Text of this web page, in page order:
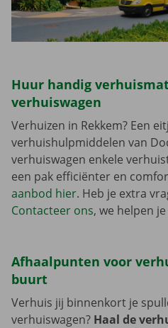
Huur handig
verhuiswagen
Verhuizen in Rekkem? Een
verhuishulpmiddelen van
verhuiswagen enkele
een pak efficiënter en
aanbod hier. Heb je extra
Contacteer ons, we helpen
Afhaalpunten voor
buurt
Verhuis jij binnenkort je
verhuiswagen? Haal de